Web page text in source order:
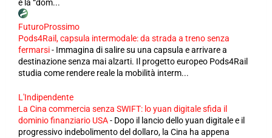
è la “dom...
FuturoProssimo
Pods4Rail, capsula intermodale: da strada a treno senza
fermarsi- Immagina di salire su una capsula e arrivare a
destinazione senza mai alzarti. Il progetto europeo Pods4Rail
studia come rendere reale la mobilità interm...
L'Indipendente
La Cina commercia senza SWIFT: lo yuan digitale sfida il
dominio finanziario USA- Dopo il lancio dello yuan digitale e il
progressivo indebolimento del dollaro, la Cina ha appena